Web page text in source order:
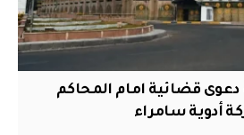
قضائية امام المحاكم
أدوية سامراء